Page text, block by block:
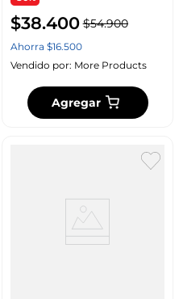
$38.400 $54.900
Ahorra $16.500
Vendido por: More Products
Agregar